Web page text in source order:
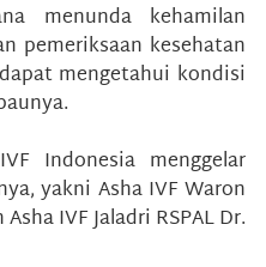
menunda kehamilan
pemeriksaan kesehatan
mengetahui kondisi
Indonesia menggelar
yakni Asha IVF Waron
IVF Jaladri RSPAL Dr.